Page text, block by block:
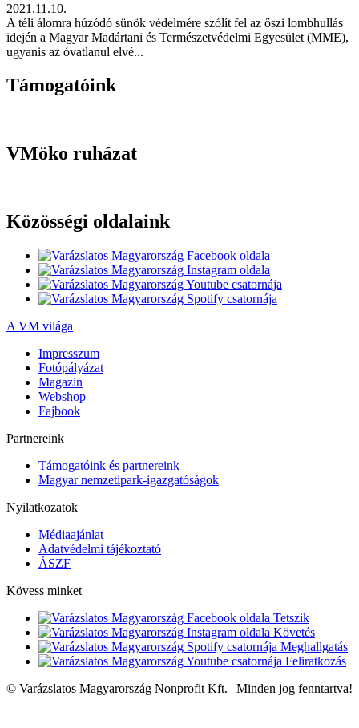
2021.11.10.
A téli álomra húzódó sünök védelmére szólít fel az őszi lombhullás
idején a Magyar Madártani és Természetvédelmi Egyesület (MME),
ugyanis az óvatlanul elvé...
Támogatóink
VMöko ruházat
Közösségi oldalaink
A VM világa
Impresszum
Fotópályázat
Magazin
Webshop
Fajbook
Partnereink
Támogatóink és partnereink
Magyar nemzetipark-igazgatóságok
Nyilatkozatok
Médiaajánlat
Adatvédelmi tájékoztató
ÁSZF
Kövess minket
Tetszik
Követés
Meghallgatás
Feliratkozás
© Varázslatos Magyarország Nonprofit Kft. | Minden jog fenntartva!